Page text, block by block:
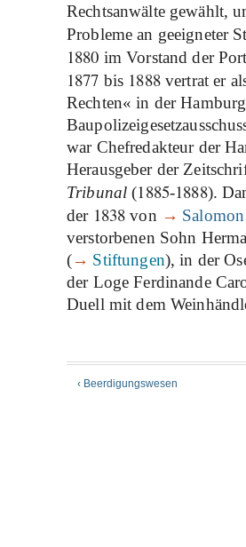
Rechtsanwälte gewählt,
Probleme an geeigneter
1880 im Vorstand der
1877 bis 1888vertrat er
Rechten« in der
war Chefredakteur der
Herausgeber der
Tribunal (1885-1888).
der 1838 von →
verstorbenen Sohn
(→ Stiftungen), in der
der Loge Ferdinande
Duell mit dem
‹ Beerdigungswesen